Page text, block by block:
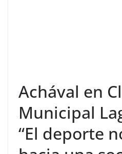
Achával en
Municipal
“El deporte